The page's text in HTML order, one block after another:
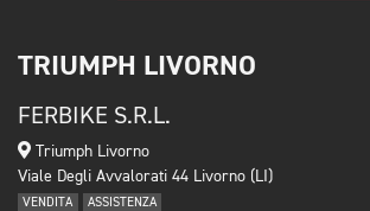
TRIUMPH LIVORNO
FERBIKE S.R.L.
Triumph Livorno
Viale Degli Avvalorati 44 Livorno (LI)
VENDITA ASSISTENZA